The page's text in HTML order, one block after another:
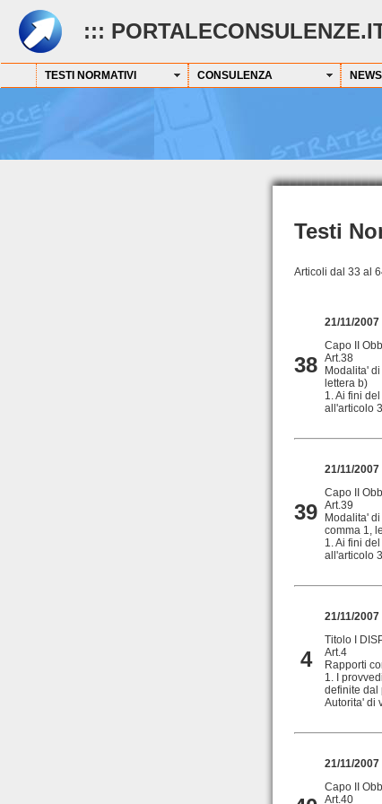
:::
TESTI NORMATIVI CONSULENZA NEWS
Testi
Articoli dal 33 al
38
21/11/2007
Capo II
Art.38
Modalita'
lettera b)
1. Ai fini
all'articolo
39
21/11/2007
Capo II
Art.39
Modalita'
comma 1,
1. Ai fini
all'articolo
4
21/11/2007
Titolo I
Art.4
Rapporti
1. I
definite dal
Autorita' di
21/11/2007
Capo II
Art.40